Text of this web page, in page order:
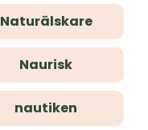
Naturälskare
Naurisk
nautiken